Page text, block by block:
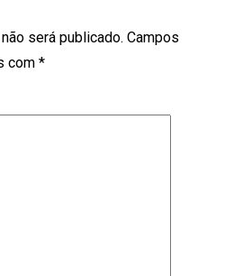
será publicado. Campos
com *